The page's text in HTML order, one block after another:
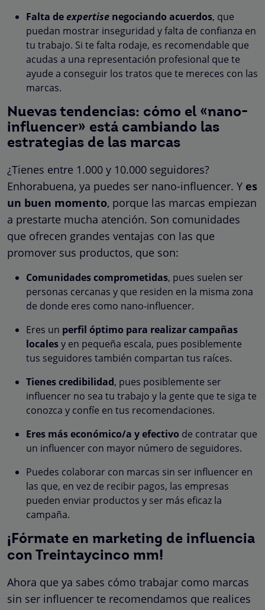
Falta deexpertise negociando acuerdos, que
puedan mostrar inseguridad y falta de confianza en
tu trabajo. Si te falta rodaje, es recomendable que
acudas a una representación profesional que te
ayude a conseguir los tratos que te mereces con las
marcas.
Nuevas tendencias: cómo el «nano-
influencer» está cambiando las
estrategias de las marcas
¿Tienes entre 1.000 y 10.000 seguidores?
Enhorabuena, ya puedes ser nano-influencer. Y es
un buen momento, porque las marcas empiezan
a prestarte mucha atención. Son comunidades
que ofrecen grandes ventajas con las que
promover sus productos, que son:
Comunidades comprometidas, pues suelen ser
personas cercanas y que residen en la misma zona
de donde eres como nano-influencer.
Eres un perfil óptimo para realizar campañas
localesy en pequeña escala, pues posiblemente
tus seguidores también compartan tus raíces.
Tienes credibilidad, pues posiblemente ser
influencer no sea tu trabajo y la gente que te siga te
conozca y confíe en tus recomendaciones.
Eres más económico/a y efectivo de contratar que
un influencer con mayor número de seguidores.
Puedes colaborar con marcas sin ser influencer en
las que, en vez de recibir pagos, las empresas
pueden enviar productos y ser más eficaz la
campaña.
¡Fórmate en marketing de influencia
con Treintaycinco mm!
Ahora que ya sabes cómo trabajar como marcas
sin ser influencer te recomendamos que realices